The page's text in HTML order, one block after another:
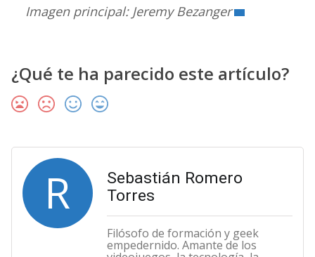
Imagen principal: Jeremy Bezanger
¿Qué te ha parecido este artículo?
R
Sebastián Romero
Torres
Filósofo de formación y geek
empedernido. Amante de los